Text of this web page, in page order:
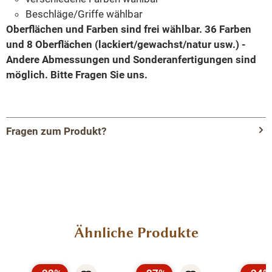
Beschläge/Griffe wählbar
Oberflächen und Farben sind frei wählbar. 36 Farben
und 8 Oberflächen (lackiert/gewachst/natur usw.) -
Andere Abmessungen und Sonderanfertigungen sind
möglich. Bitte Fragen Sie uns.
Fragen zum Produkt?
Hochwertiges Design für Ihr Badezimmer
Produktgalerie überspringen
Ähnliche Produkte